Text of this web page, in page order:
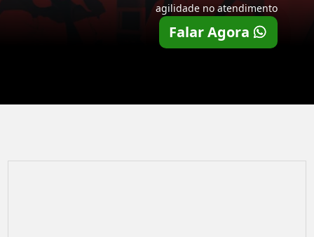
agilidade no atendimento
Falar Agora